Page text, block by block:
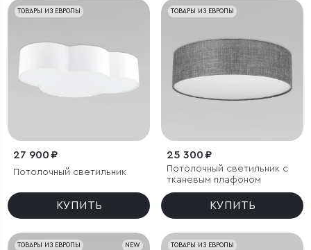
ТОВАРЫ ИЗ ЕВРОПЫ
27 900 ₽
Потолочный светильник
КУПИТЬ
ТОВАРЫ ИЗ ЕВРОПЫ
25 300 ₽
Потолочный светильник с
тканевым плафоном
КУПИТЬ
NEW
ТОВАРЫ ИЗ ЕВРОПЫ ТОВАРЫ ИЗ ЕВРОПЫ